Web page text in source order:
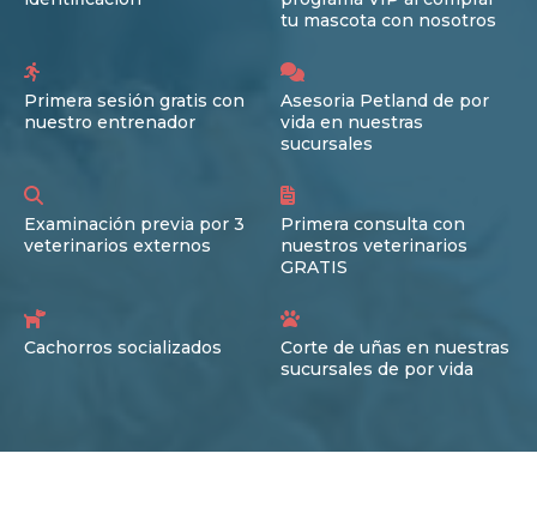
tu mascota con nosotros
Primera sesión gratis con
nuestro entrenador
Asesoria Petland de por
vida en nuestras
sucursales
Examinación previa por 3
veterinarios externos
Primera consulta con
nuestros veterinarios
GRATIS
Cachorros socializados
Corte de uñas en nuestras
sucursales de por vida